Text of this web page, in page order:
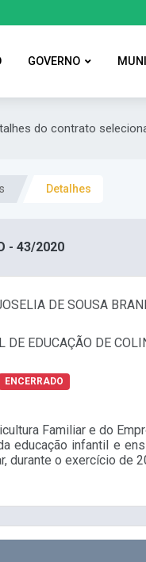
GOVERNO
do contrato
Detalhes
- 43/2020
DE SOUSA
DE EDUCAÇÃO DE
ENCERRADO
Familiar e do
educação infantil e
durante o exercício de